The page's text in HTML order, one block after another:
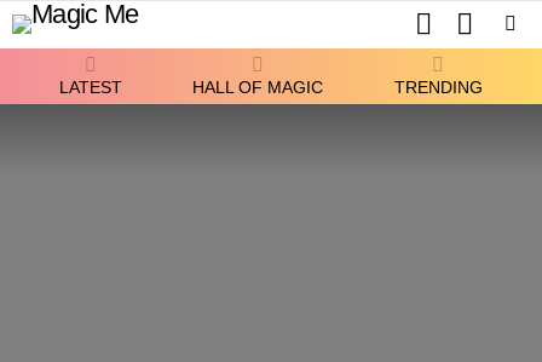
SWITCH
SKIN
LATEST HALL OF MAGIC TRENDING